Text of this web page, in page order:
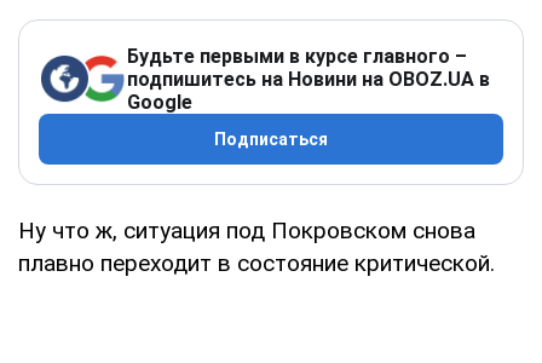
Будьте первыми в курсе главного –
подпишитесь на Новини на OBOZ.UA в
Google
Подписаться
Ну что ж, ситуация под Покровском снова
плавно переходит в состояние критической.